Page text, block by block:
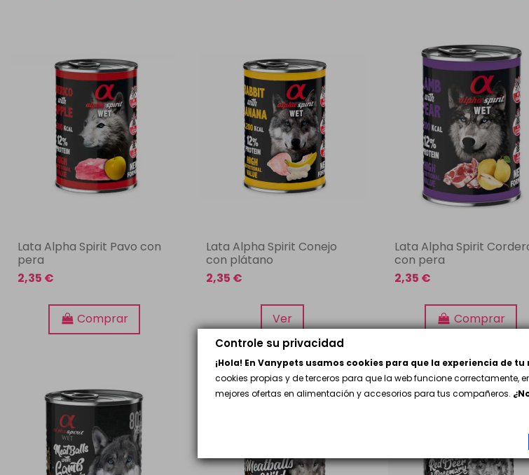
Lata Alpha Spirit Pavo con
pera
2,35 €
Comprar
Lata Alpha Spirit Conejo
con plátano
2,35 €
Ver
Lata Alpha Spirit
con pera
2,35 €
Comprar
Controle su privacidad
¡Hola! En Vanypets usamos cookies para que la experiencia de
cookies propias y de terceros para que la web funcione correctamente,
mejores ofertas en alimentación y accesorios para tus compañeros.